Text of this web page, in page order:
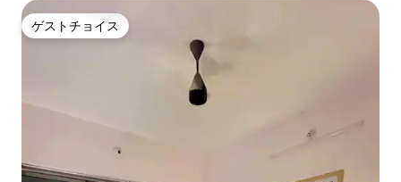
ゲストチョイス
ゲストチョイス